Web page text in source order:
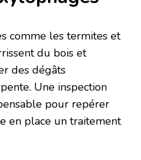
comme les termites et
du bois et
des dégâts
Une inspection
pour repérer
en place un traitement